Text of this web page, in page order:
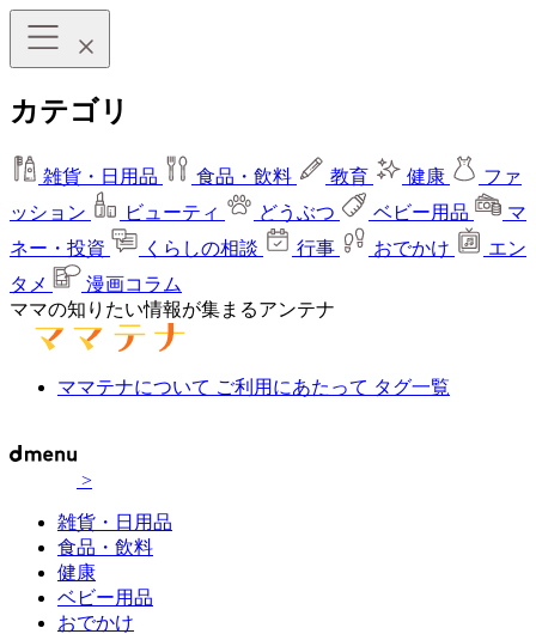
カテゴリ
雑貨・日用品 食品・飲料 教育 健康
ファ
ッション
ビューティ どうぶつ ベビー用品
マ
ネー・投資
くらしの相談 行事 おでかけ
エン
タメ
漫画コラム
ママの知りたい情報が集まるアンテナ
ママテナについて ご利用にあたって タグ一覧
>
雑貨・日用品
食品・飲料
健康
ベビー用品
おでかけ